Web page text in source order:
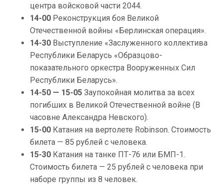
центра войсковой части 2044.
14-00 Реконструкция боя Великой
Отечественной войны «Берлинская операция».
14-30 Выступление «Заслуженного коллектива
Республики Беларусь «Образцово-
показательного оркестра Вооруженных Сил
Республики Беларусь».
14-50 — 15-05 Заупокойная молитва за всех
погибших в Великой Отечественной войне (В
часовне Александра Невского).
15-00 Катания на вертолете Robinson. Стоимость
билета — 85 рублей с человека.
15-30 Катания на танке ПТ-76 или БМП-1.
Стоимость билета — 25 рублей с человека при
наборе группы из 8 человек.